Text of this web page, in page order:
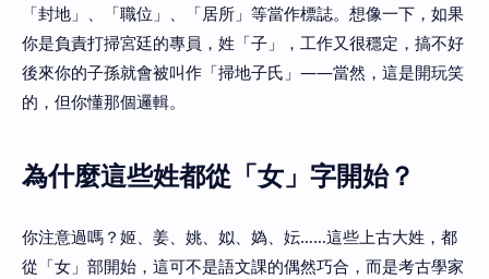
「封地」、「職位」、「居所」等當作標誌。想像一下，如果
你是負責打掃宮廷的專員，姓「子」，工作又很穩定，搞不好
後來你的子孫就會被叫作「掃地子氏」——當然，這是開玩笑
的，但你懂那個邏輯。
為什麼這些姓都從「女」字開始？
你注意過嗎？姬、姜、姚、姒、媯、妘……這些上古大姓，都
從「女」部開始，這可不是語文課的偶然巧合，而是考古學家